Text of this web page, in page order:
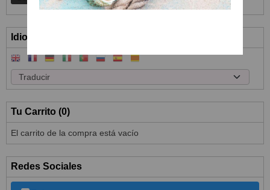
Idioma
Tu Carrito (0)
El carrito de la compra está vacío
Redes Sociales